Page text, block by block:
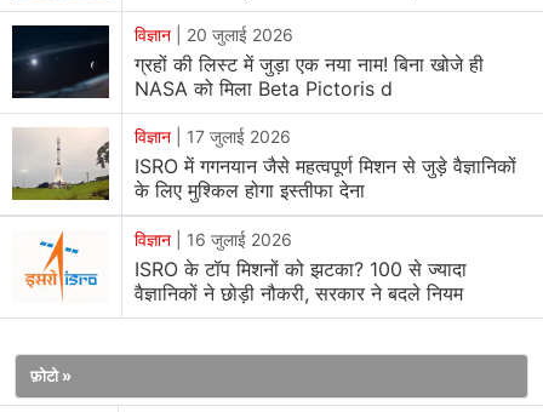
ISRO का चंद्रयान-3 मिशन सफल रहा था। इससे चंद्रमा से जुड़ी
कुछ महत्वपूर्ण जानकारी हासिल हुई थी। चंद्रयान-4 का कुल भार
लगभग 9,200 किलोग्राम का होगा। यह चंद्रयान-3 की तुलना में
दोगुने से ज्यादा है। इसका साइज अधिक होने की वजह से दो लॉन्च
व्हीकल मार्क- III (LVM 3) रॉकेट्स का इस्तेमाल जरूरी है। येरॉकेट
पांच विभिन्न मॉड्यूल्स को धरती के ऑर्बिट में ले जाएंगे, जहां चंद्रमा की
यात्रा से पहले इन मॉड्यूल्स की डॉकिंग की जाएगी। ISRO ने बताया है
कि इनमें से चार मॉड्यूल चंद्रमा की ओर जाएंगे और दो मॉड्यूल की
लैंडिंग होगी। एक मॉड्यूल चंद्रमा की सतह पर रहेगा और दूसरा सैम्पल
यह सैम्पल को धरती पर लाने का भारत का पहला मिशन है। इससे स्पेस
विज्ञान 20 जुलाई 2026
ग्रहों की लिस्ट में जुड़ा एक नया नाम! बिना खोजे ही
NASA को मिला Beta Pictoris d
विज्ञान 17 जुलाई 2026
ISRO में गगनयान जैसे महत्वपूर्ण मिशन से जुड़े वैज्ञानिकों
के लिए मुश्किल होगा इस्तीफा देना
विज्ञान 16 जुलाई 2026
ISRO के टॉप मिशनों को झटका? 100 से ज्यादा
वैज्ञानिकों ने छोड़ी नौकरी, सरकार ने बदले नियम
फ़ोटो »